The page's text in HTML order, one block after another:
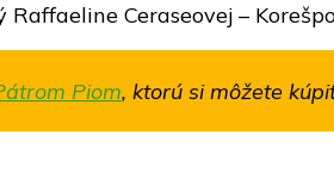
Ceraseovej –
Piom, ktorú si môžete